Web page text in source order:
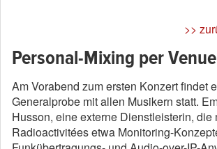
>>
Personal-Mixing per
Am Vorabend zum ersten Konzert findet
Generalprobe mit allen Musikern statt.
Husson, eine externe Dienstleisterin, die
Radioactivitées etwa Monitoring-